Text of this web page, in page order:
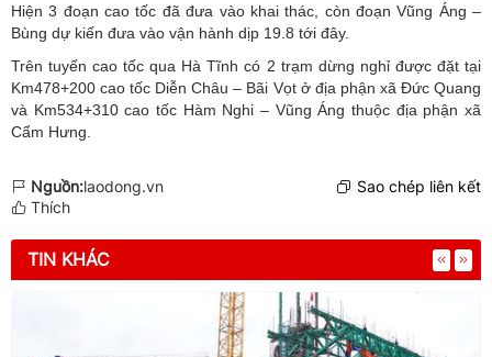
Hiện 3 đoạn cao tốc đã đưa vào khai thác, còn đoạn Vũng Áng –
Bùng dự kiến đưa vào vận hành dịp 19.8 tới đây.
Trên tuyến cao tốc qua Hà Tĩnh có 2 trạm dừng nghỉ được đặt tại
Km478+200 cao tốc Diễn Châu – Bãi Vọt ở địa phận xã Đức Quang
và Km534+310 cao tốc Hàm Nghi – Vũng Áng thuộc địa phận xã
Cẩm Hưng.
Nguồn:laodong.vn
Sao chép liên kết
Thích
TIN KHÁC